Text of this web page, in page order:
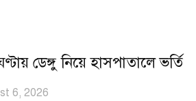
ডেঙ্গু নিয়ে হাসপাতালে ভর্তি
6, 2026